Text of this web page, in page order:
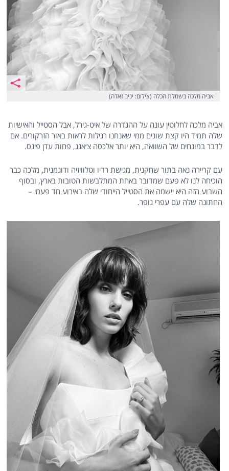
אביה מלכה בשמלת הכלה (צילום: יניב זאדה)
אביה מלכה לחלוטין עונה על ההגדרה של איט-גירל, אבל הסטייל והאישיות
שלה תמיד היו קצת שונים ממי שאנחנו רגילות לראות באור הזרקורים. אם
לדבר במונחים של השוואה, היא יותר אלכסה צ׳אנג, פחות עדן פינס.
עם קריירה נאה בתור שחקנית, מגישת רדיו וטלוויזיה ודוגמנית, מלכה כבר
הוכיחה לנו לא פעם שמדובר באחת המתלבשות הטובות בארץ, ובסוף
השבוע הזה היא יישמה את הסטייל הייחודי שלה באירוע חד פעמי –
החתונה שלה עם עפרי גופר.